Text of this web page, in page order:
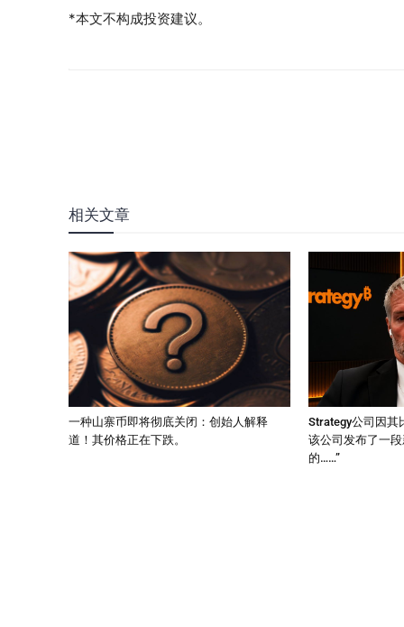
*本文不构成投资建议。
相关文章
一种山寨币即将彻底关闭：创始人解释
道！其价格正在下跌。
Strategy公司因其
该公司发布了一
的……”